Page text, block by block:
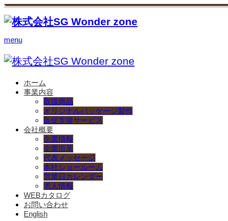
menu
ホーム
事業内容
取扱商品
オリジナルパッケージ製作
販促支援サービス
会社概要
企業情報
企業沿革
代表メッセージ
本社ショールーム
営業日カレンダー
求人情報
WEBカタログ
お問い合わせ
English